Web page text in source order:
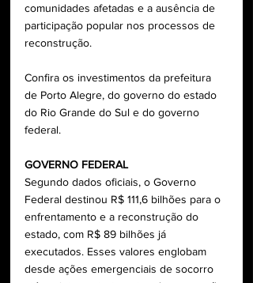
comunidades afetadas e a ausência de
participação popular nos processos de
reconstrução.
Confira os investimentos da prefeitura
de Porto Alegre, do governo do estado
do Rio Grande do Sul e do governo
federal.
GOVERNO FEDERAL
Segundo dados oficiais, o Governo
Federal destinou R$ 111,6 bilhões para o
enfrentamento e a reconstrução do
estado, com R$ 89 bilhões já
executados. Esses valores englobam
desde ações emergenciais de socorro